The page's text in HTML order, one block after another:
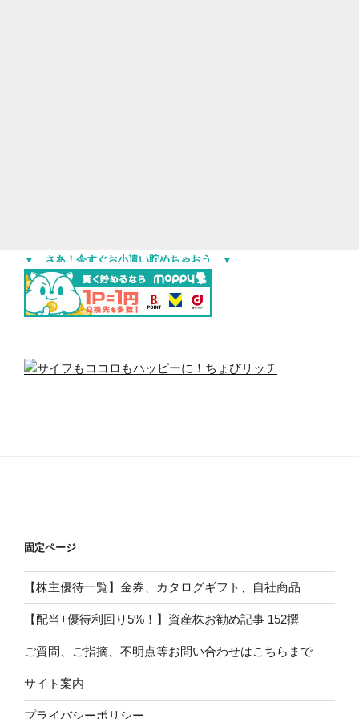
▼ さあ！今すぐお小遣い貯めちゃおう ▼
固定ページ
【株主優待一覧】金券、カタログギフト、自社商品
【配当+優待利回り5%！】資産株お勧め記事 152撰
ご質問、ご指摘、不明点等お問い合わせはこちらまで
サイト案内
プライバシーポリシー